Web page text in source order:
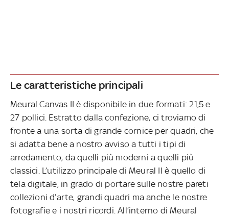
Le caratteristiche principali
Meural Canvas II è disponibile in due formati: 21,5 e
27 pollici. Estratto dalla confezione, ci troviamo di
fronte a una sorta di grande cornice per quadri, che
si adatta bene a nostro avviso a tutti i tipi di
arredamento, da quelli più moderni a quelli più
classici. L’utilizzo principale di Meural II è quello di
tela digitale, in grado di portare sulle nostre pareti
collezioni d’arte, grandi quadri ma anche le nostre
fotografie e i nostri ricordi. All’interno di Meural